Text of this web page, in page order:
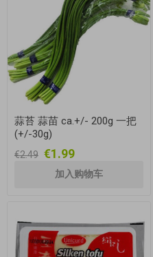
蒜苔 蒜苗 ca.+/- 200g 一把
(+/-30g)
€2.49 €1.99